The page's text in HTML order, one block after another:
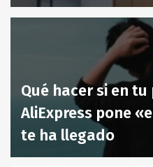
Qué hacer si en
AliExpress pone
te ha llegado